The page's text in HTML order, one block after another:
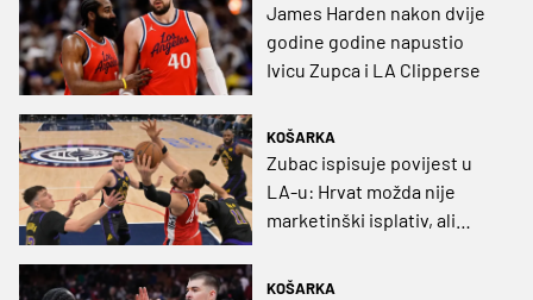
James Harden nakon dvije
godine godine napustio
Ivicu Zupca i LA Clipperse
KOŠARKA
Zubac ispisuje povijest u
LA-u: Hrvat možda nije
marketinški isplativ, ali
KOŠARKA